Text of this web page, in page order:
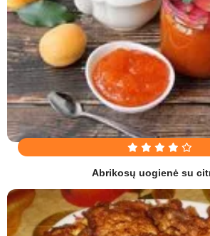
Abrikosų uogienė su